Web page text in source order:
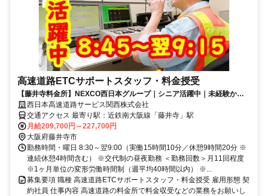
高速道路ETCサポートスタッフ・料金授受
【藤井寺料金所】NEXCO西日本グループ｜シニア活躍中｜未経験から
正社員登用もあり
西日本高速道路サービス関西株式会社
交通アクセス 最寄り駅：近鉄南大阪線「藤井寺」駅
月給209,700円～227,700円
大阪府藤井寺市
勤務時間・曜日 8:30～翌9:00（実働15時間10分／休憩9時間20分 ※
連続休憩4時間含む） ※交代制の昼夜勤務 ＜勤務回数＞月11回程度
※1ヶ月単位の変形労働時間制（週平均40時間以内） ※...
募集要項 職種 高速道路ETCサポートスタッフ・料金授受 雇用形態 契
約社員 仕事内容 高速道路の料金所で料金収受などの業務をお願いし